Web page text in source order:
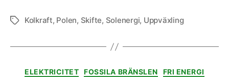
Etiketter
Kolkraft, Polen, Skifte, Solenergi, Uppväxling
Kategorier
ELEKTRICITET FOSSILA BRÄNSLEN
FRI ENERGI